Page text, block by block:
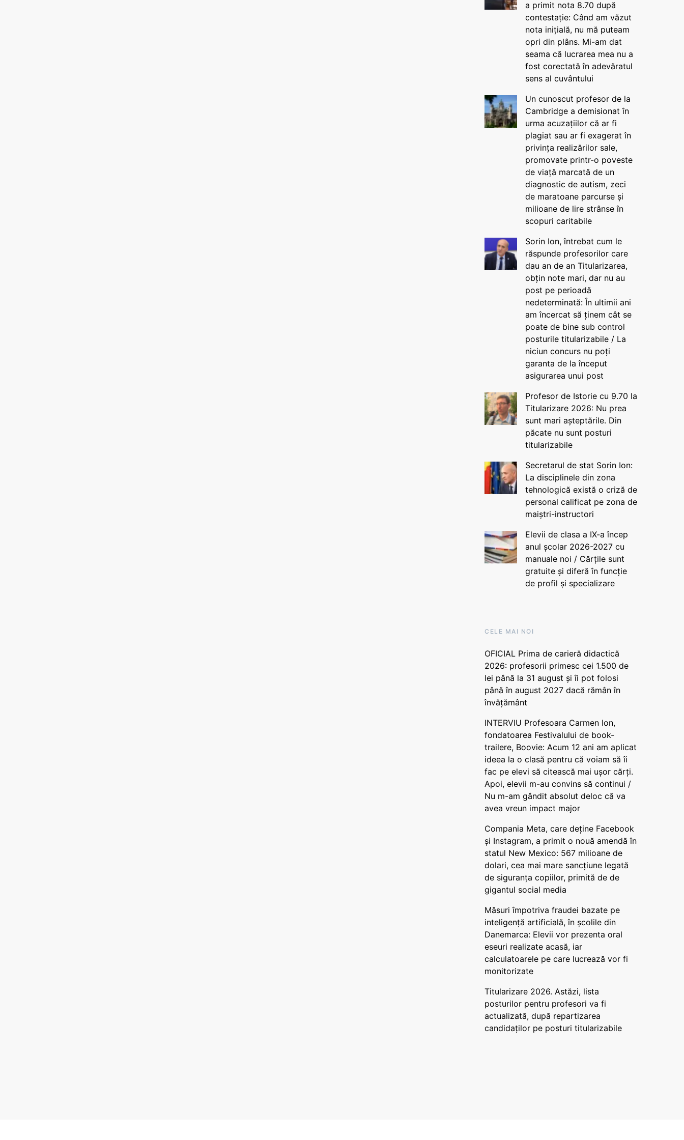
a primit nota 8.70 după
contestație: Când am văzut
nota inițială, nu mă puteam
opri din plâns. Mi-am dat
seama că lucrarea mea nu a
fost corectată în adevăratul
sens al cuvântului
Un cunoscut profesor de la
Cambridge a demisionat în
urma acuzațiilor că ar fi
plagiat sau ar fi exagerat în
privința realizărilor sale,
promovate printr-o poveste
de viață marcată de un
diagnostic de autism, zeci
de maratoane parcurse și
milioane de lire strânse în
scopuri caritabile
Sorin Ion, întrebat cum le
răspunde profesorilor care
dau an de an Titularizarea,
obțin note mari, dar nu au
post pe perioadă
nedeterminată: În ultimii ani
am încercat să ținem cât se
poate de bine sub control
posturile titularizabile / La
niciun concurs nu poți
garanta de la început
asigurarea unui post
Profesor de Istorie cu 9.70 la
Titularizare 2026: Nu prea
sunt mari așteptările. Din
păcate nu sunt posturi
titularizabile
Secretarul de stat Sorin Ion:
La disciplinele din zona
tehnologică există o criză de
personal calificat pe zona de
maiștri-instructori
Elevii de clasa a IX-a încep
anul școlar 2026-2027 cu
manuale noi / Cărțile sunt
gratuite și diferă în funcție
de profil și specializare
CELE MAI NOI
OFICIAL Prima de carieră didactică
2026: profesorii primesc cei 1.500 de
lei până la 31 august și îi pot folosi
până în august 2027 dacă rămân în
învățământ
INTERVIU Profesoara Carmen Ion,
fondatoarea Festivalului de book-
trailere, Boovie: Acum 12 ani am aplicat
ideea la o clasă pentru că voiam să îi
fac pe elevi să citească mai ușor cărți.
Apoi, elevii m-au convins să continui /
Nu m-am gândit absolut deloc că va
avea vreun impact major
Compania Meta, care deține Facebook
și Instagram, a primit o nouă amendă în
statul New Mexico: 567 milioane de
dolari, cea mai mare sancțiune legată
de siguranța copiilor, primită de de
gigantul social media
Măsuri împotriva fraudei bazate pe
inteligență artificială, în școlile din
Danemarca: Elevii vor prezenta oral
eseuri realizate acasă, iar
calculatoarele pe care lucrează vor fi
monitorizate
Titularizare 2026. Astăzi, lista
posturilor pentru profesori va fi
actualizată, după repartizarea
candidaților pe posturi titularizabile